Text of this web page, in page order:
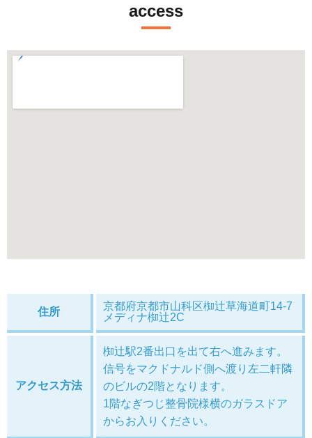
access
住所
京都府京都市山科区椥辻草海道町14-7
メディナ椥辻2C
アクセス方法
椥辻駅2番出口を出て右へ進みます。
信号をマクドナルド側へ渡り左二軒隣
のビルの2階となります。
1階なぎつじ整骨院様横のガラスドア
からお入りください。